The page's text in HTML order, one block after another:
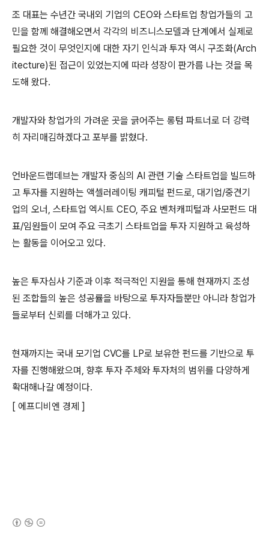
조 대표는 수년간 국내외 기업의 CEO와 스타트업 창업가들의 고
민을 함께 해결해오면서 각각의 비즈니스모델과 단계에서 실제로
필요한 것이 무엇인지에 대한 자기 인식과 투자 역시 구조화(Arch
itecture)된 접근이 있었는지에 따라 성장이 판가름 나는 것을 목
도해 왔다.
개발자와 창업가의 가려운 곳을 긁어주는 롱텀 파트너로 더 강력
히 자리매김하겠다고 포부를 밝혔다.
언바운드랩데브는 개발자 중심의 AI 관련 기술 스타트업을 빌드하
고 투자를 지원하는 액셀러레이팅 캐피털 펀드로, 대기업/중견기
업의 오너, 스타트업 엑시트 CEO, 주요 벤처캐피털과 사모펀드 대
표/임원들이 모여 주요 극초기 스타트업을 투자 지원하고 육성하
는 활동을 이어오고 있다.
높은 투자심사 기준과 이후 적극적인 지원을 통해 현재까지 조성
된 조합들의 높은 성공률을 바탕으로 투자자들뿐만 아니라 창업가
들로부터 신뢰를 더해가고 있다.
현재까지는 국내 모기업 CVC를 LP로 보유한 펀드를 기반으로 투
자를 진행해왔으며, 향후 투자 주체와 투자처의 범위를 다양하게
확대해나갈 예정이다.
[ 에프디비엔 경제 ]